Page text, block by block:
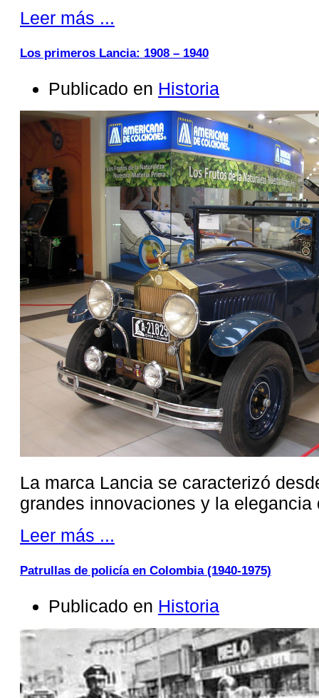
Leer más ...
Los primeros Lancia: 1908 – 1940
Publicado en Historia
La marca Lancia se caracterizó
grandes innovaciones y la
Leer más ...
Patrullas de policía en Colombia (1940-1975)
Publicado en Historia